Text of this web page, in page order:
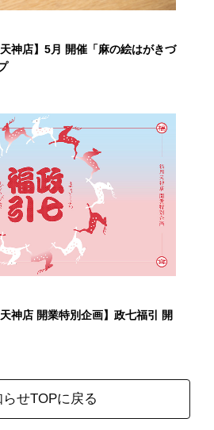
神店】5月 開催「麻の絵はがきづ
神店 開業特別企画】政七福引 開
らせTOPに戻る